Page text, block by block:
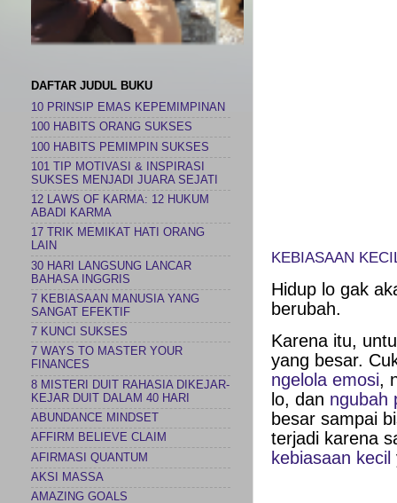
KEBIASAAN
Hidup lo gak
berubah.
Karena itu,
yang besar.
ngelola emosi,
lo, dan ngubah
besar sampai
terjadi karena
kebiasaan kecil
DAFTAR JUDUL BUKU
10 PRINSIP EMAS KEPEMIMPINAN
100 HABITS ORANG SUKSES
100 HABITS PEMIMPIN SUKSES
101 TIP MOTIVASI & INSPIRASI
SUKSES MENJADI JUARA SEJATI
12 LAWS OF KARMA: 12 HUKUM
ABADI KARMA
17 TRIK MEMIKAT HATI ORANG
LAIN
30 HARI LANGSUNG LANCAR
BAHASA INGGRIS
7 KEBIASAAN MANUSIA YANG
SANGAT EFEKTIF
7 KUNCI SUKSES
7 WAYS TO MASTER YOUR
FINANCES
8 MISTERI DUIT RAHASIA DIKEJAR-
KEJAR DUIT DALAM 40 HARI
ABUNDANCE MINDSET
AFFIRM BELIEVE CLAIM
AFIRMASI QUANTUM
AKSI MASSA
AMAZING GOALS